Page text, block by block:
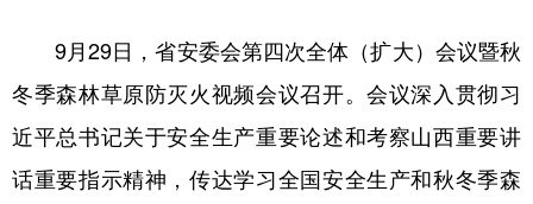
食品 人居 数字经济
学术中国 乡村振兴 银龄 溯源中国
城市 旅游 能源 会展
9月29日，省安委会第四次全体（扩大）会议暨秋
冬季森林草原防灭火视频会议召开。会议深入贯彻习
近平总书记关于安全生产重要论述和考察山西重要讲
话重要指示精神，传达学习全国安全生产和秋冬季森